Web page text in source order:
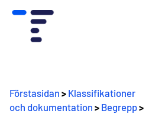
Förstasidan > Klassifikationer
och dokumentation > Begrepp>